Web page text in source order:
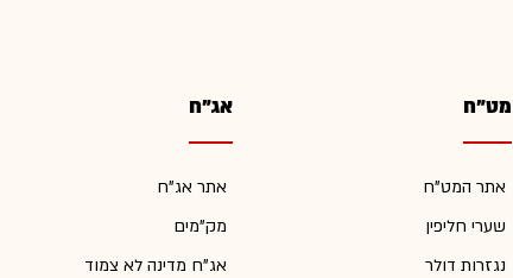
מט"ח
אתר המט"ח
שערי חליפין
נגזרות דולר
אג"ח
אתר אג"ח
מק"מים
אג"ח מדינה לא צמוד